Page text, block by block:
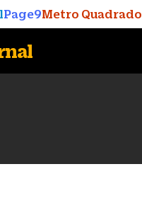
Page9Metro Quadrado